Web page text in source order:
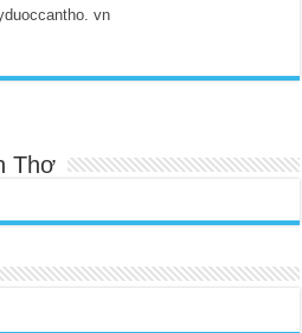
vn
Thơ